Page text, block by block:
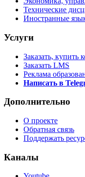
Технические
Иностранные
Услуги
Заказать, купить
Заказать LMS
Реклама
Написать в
Дополнительно
О проекте
Обратная связь
Поддержать
Каналы